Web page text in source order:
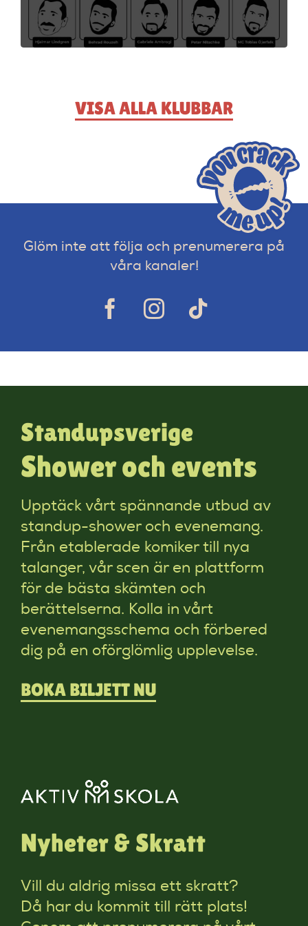
VISA ALLA KLUBBAR
Glöm inte att följa och prenumerera på
våra kanaler!
Standupsverige
Shower och events
Upptäck vårt spännande utbud av
standup-shower och evenemang.
Från etablerade komiker till nya
talanger, vår scen är en plattform
för de bästa skämten och
berättelserna. Kolla in vårt
evenemangsschema och förbered
dig på en oförglömlig upplevelse.
BOKA BILJETT NU
Nyheter & Skratt
Vill du aldrig missa ett skratt?
Då har du kommit till rätt plats!